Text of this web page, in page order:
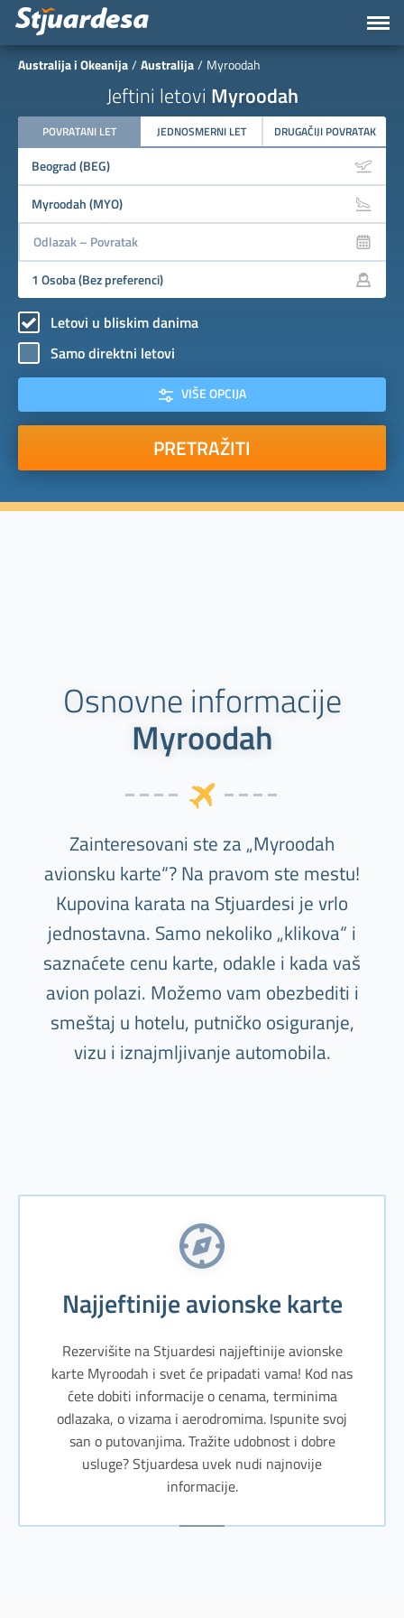
Australija i Okeanija Australija Myroodah
Jeftini letovi Myroodah
POVRATANI LET JEDNOSMERNI LET DRUGAČIJI POVRATAK
Letovi u bliskim danima
Samo direktni letovi
VIŠE OPCIJA
PRETRAŽITI
Osnovne informacije
Myroodah
Zainteresovani ste za „Myroodah
avionsku karte“? Na pravom ste mestu!
Kupovina karata na Stjuardesi je vrlo
jednostavna. Samo nekoliko „klikova“ i
saznaćete cenu karte, odakle i kada vaš
avion polazi. Možemo vam obezbediti i
smeštaj u hotelu, putničko osiguranje,
vizu i iznajmljivanje automobila.
Najjeftinije avionske karte
Rezervišite na Stjuardesi najjeftinije avionske
karte Myroodah i svet će pripadati vama! Kod nas
ćete dobiti informacije o cenama, terminima
odlazaka, o vizama i aerodromima. Ispunite svoj
san o putovanjima. Tražite udobnost i dobre
usluge? Stjuardesa uvek nudi najnovije
informacije.